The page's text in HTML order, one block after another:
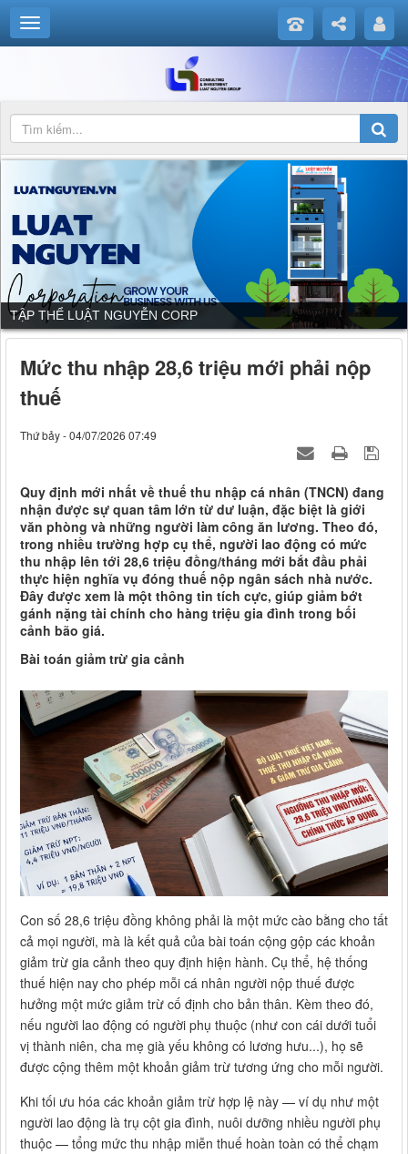
TẬP THỂ LUẬT NGUYỄN CORP
Mức thu nhập 28,6 triệu mới phải nộp
thuế
Thứ bảy - 04/07/2026 07:49
Quy định mới nhất về thuế thu nhập cá nhân (TNCN) đang
nhận được sự quan tâm lớn từ dư luận, đặc biệt là giới
văn phòng và những người làm công ăn lương. Theo đó,
trong nhiều trường hợp cụ thể, người lao động có mức
thu nhập lên tới 28,6 triệu đồng/tháng mới bắt đầu phải
thực hiện nghĩa vụ đóng thuế nộp ngân sách nhà nước.
Đây được xem là một thông tin tích cực, giúp giảm bớt
gánh nặng tài chính cho hàng triệu gia đình trong bối
cảnh bão giá.
Bài toán giảm trừ gia cảnh
Con số 28,6 triệu đồng không phải là một mức cào bằng cho tất
cả mọi người, mà là kết quả của bài toán cộng gộp các khoản
giảm trừ gia cảnh theo quy định hiện hành. Cụ thể, hệ thống
thuế hiện nay cho phép mỗi cá nhân người nộp thuế được
hưởng một mức giảm trừ cố định cho bản thân. Kèm theo đó,
nếu người lao động có người phụ thuộc (như con cái dưới tuổi
vị thành niên, cha mẹ già yếu không có lương hưu...), họ sẽ
được cộng thêm một khoản giảm trừ tương ứng cho mỗi người.
Khi tối ưu hóa các khoản giảm trừ hợp lệ này — ví dụ như một
người lao động là trụ cột gia đình, nuôi dưỡng nhiều người phụ
thuộc — tổng mức thu nhập miễn thuế hoàn toàn có thể chạm